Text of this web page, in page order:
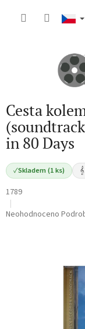
Cesta
in 80 Days
✓Skladem (1 ks) 𝄞
1789
Průměrné
Neohodnoceno